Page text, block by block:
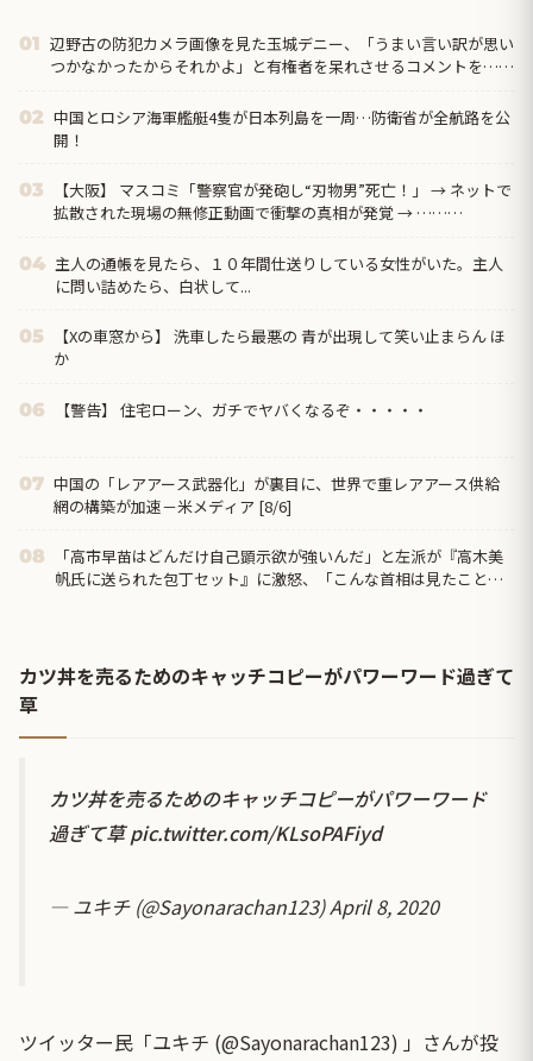
01 辺野古の防犯カメラ画像を見た玉城デニー、「うまい言い訳が思い
つかなかったからそれかよ」と有権者を呆れさせるコメントを……
02 中国とロシア海軍艦艇4隻が日本列島を一周…防衛省が全航路を公
開！
03
【大阪】 マスコミ「警察官が発砲し“刃物男”死亡！」 → ネットで
拡散された現場の無修正動画で衝撃の真相が発覚 → ………
04 主人の通帳を見たら、１０年間仕送りしている女性がいた。主人
に問い詰めたら、白状して...
05
【Xの車窓から】 洗車したら最悪の 青が出現して笑い止まらん ほ
か
06 【警告】 住宅ローン、ガチでヤバくなるぞ・・・・・
07 中国の「レアアース武器化」が裏目に、世界で重レアアース供給
網の構築が加速－米メディア [8/6]
08
「高市早苗はどんだけ自己顕示欲が強いんだ」と左派が『高木美
帆氏に送られた包丁セット』に激怒、「こんな首相は見たことが
カツ丼を売るためのキャッチコピーがパワーワード過ぎて
草
カツ丼を売るためのキャッチコピーがパワーワード
過ぎて草pic.twitter.com/KLsoPAFiyd
— ユキチ (@Sayonarachan123)April 8, 2020
ツイッター民「ユキチ (@Sayonarachan123) 」さんが投